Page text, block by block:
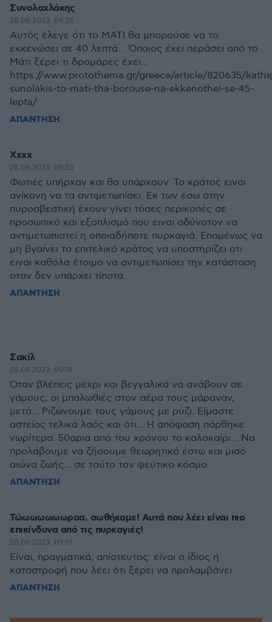
Συνολαχλάκης
28.08.2023, 09:35
Αυτός έλεγε ότι το ΜΑΤΙ θα μπορούσε να το
εκκενώσει σε 40 λεπτά... Όποιος έχει περάσει από το
Μάτι ξέρει τι δρομάρες έχει...
https://www.protothema.gr/greece/article/820635/
sunolakis-to-mati-tha-borouse-na-ekkenothei-se-45-
lepta/
ΑΠΑΝΤΗΣΗ
Xxxx
28.08.2023, 09:33
Φωτιές υπήρχαν και θα υπάρχουν. Το κράτος ειναι
ανίκανη να τα αντιμετωπίσει. Εκ των έσω στην
πυροσβεστική έχουν γίνει τόσες περικοπές σε
προσωπικό και εξοπλισμό που ειναι αδύνατον να
αντιμετωπιστεί η οποιαδήποτε πυρκαγιά. Επομένως να
μη βγαίνει το επιτελικό κράτος να υποστηρίζει οτι
ειναι καθόλα έτοιμο να αντιμετωπίσει την κατάσταση
οταν δεν υπάρχει τίποτα.
ΑΠΑΝΤΗΣΗ
Σακίλ
28.08.2023, 09:18
Όταν βλέπεις μέχρι και βεγγαλικά να ανάβουν σε
γάμους, οι μπαλωθιές στον αέρα τους μάραναν,
μετά... Ριζώνουμε τους γάμους με ρύζι. Είμαστε
αστείος τελικά λαός και ότι... Η απόφαση πάρθηκε
νωρίτερα. 50αρια από του χρόνου το καλοκαίρι... Να
προλάβουμε να ζήσουμε θεωρητικά έστω και μισό
αιώνα ζωής... σε τούτο τον ψεύτικο κόσμο.
ΑΠΑΝΤΗΣΗ
Τώωωωωωωραα, σωθήκαμε! Αυτά που λέει είναι πιο
επικίνδυνα από τις πυρκαγιές!
28.08.2023, 09:01
Είναι, πραγματικά, απίστευτος: είναι ο ίδιος η
καταστροφή που λέει ότι ξέρει να προλαμβάνει
ΑΠΑΝΤΗΣΗ